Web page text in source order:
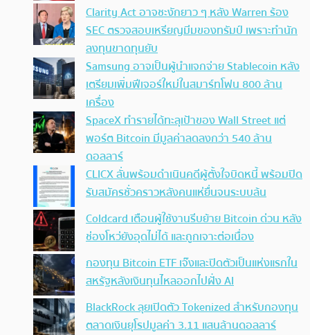
Clarity Act อาจชะงักยาว ๆ หลัง Warren ร้อง
SEC ตรวจสอบเหรียญมีมของทรัมป์ เพราะทำนัก
ลงทุนขาดทุนยับ
Samsung อาจเป็นผู้นำแจกจ่าย Stablecoin หลัง
เตรียมเพิ่มฟีเจอร์ใหม่ในสมาร์ทโฟน 800 ล้าน
เครื่อง
SpaceX ทำรายได้ทะลุเป้าของ Wall Street แต่
พอร์ต Bitcoin มีมูลค่าลดลงกว่า 540 ล้าน
ดอลลาร์
CLICX ลั่นพร้อมดำเนินคดีผู้ตั้งใจบิดหนี้ พร้อมปิด
รับสมัครชั่วคราวหลังคนแห่ยื่นจนระบบล้น
Coldcard เตือนผู้ใช้งานรีบย้าย Bitcoin ด่วน หลัง
ช่องโหว่ยังอุดไม่ได้ และถูกเจาะต่อเนื่อง
กองทุน Bitcoin ETF เจ๊งและปิดตัวเป็นแห่งแรกใน
สหรัฐหลังเงินทุนไหลออกไปฝั่ง AI
BlackRock ลุยเปิดตัว Tokenized สำหรับกองทุน
ตลาดเงินยุโรปมูลค่า 3.11 แสนล้านดอลลาร์